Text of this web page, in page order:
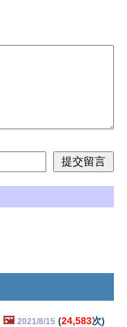
🖼️ 2021/8/15 (24,583次)